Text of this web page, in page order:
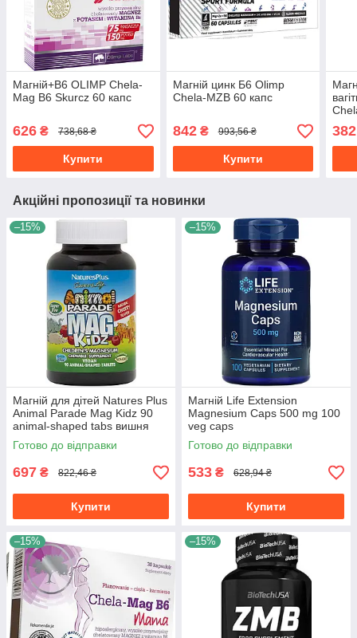
Магній+В6 OLIMP Chela-
Mag B6 Skurcz 60 капс
626 ₴ 738,68 ₴
Купити
Магній цинк Б6 Olimp
Chela-MZB 60 капс
842₴ 993,56 ₴
Купити
капс
382
Акційні пропозиції та новинки
–15%
Магній для дітей Natures Plus
Animal Parade Mag Kidz 90
animal-shaped tabs вишня
Готово до відправки
697 ₴ 822,46 ₴
Купити
–15%
Магній Life Extension
Magnesium Caps 500 mg 100
veg caps
Готово до відправки
533 ₴ 628,94 ₴
Купити
–15% –15%